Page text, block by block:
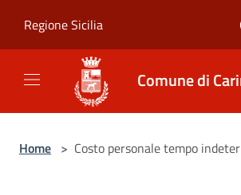
Regione Sicilia
Comune di
Home > Costo personale tempo